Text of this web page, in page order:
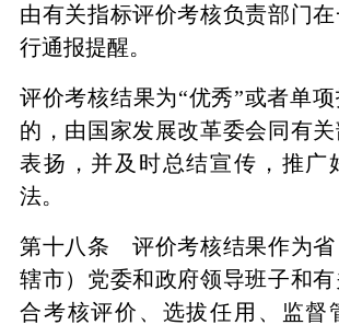
由有关指标评价考核负责部门
行通报提醒。
评价考核结果为“优秀”或者单
的，由国家发展改革委会同有
表扬，并及时总结宣传，推广
法。
第十八条 评价考核结果作为省
辖市）党委和政府领导班子和
合考核评价、选拔任用、监督